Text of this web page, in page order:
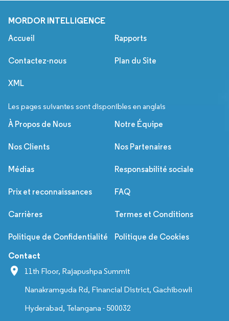
MORDOR INTELLIGENCE
Accueil Rapports
Contactez-nous Plan du Site
XML
Les pages suivantes sont disponibles en anglais
À Propos de Nous Notre Équipe
Nos Clients Nos Partenaires
Médias Responsabilité sociale
Prix et reconnaissances FAQ
Carrières Termes et Conditions
Politique de Confidentialité Politique de Cookies
Contact
11th Floor, Rajapushpa Summit
Nanakramguda Rd, Financial District, Gachibowli
Hyderabad, Telangana - 500032